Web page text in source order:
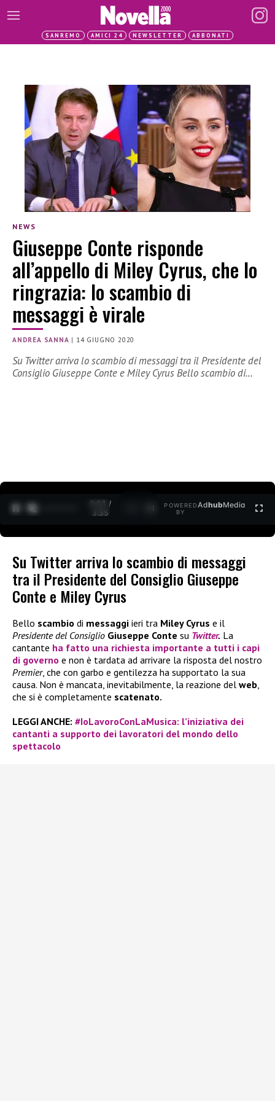
SANREMO AMICI 24 NEWSLETTER ABBONATI
NEWS
Giuseppe Conte risponde
all’appello di Miley Cyrus, che lo
ringrazia: lo scambio di
messaggi è virale
ANDREA SANNA | 14 GIUGNO 2020
Su Twitter arriva lo scambio di messaggi tra il Presidente del
Consiglio Giuseppe Conte e Miley Cyrus Bello scambio di…
0:04 /
3:35
POWERED
BY
AdhubMedia
Su Twitter arriva lo scambio di messaggi
tra il Presidente del Consiglio Giuseppe
Conte e Miley Cyrus
Bello scambio di messaggi ieri tra Miley Cyrus e il
Presidente del Consiglio Giuseppe Conte su Twitter. La
cantante ha fatto una richiesta importante a tutti i capi
di governo e non è tardata ad arrivare la risposta del nostro
Premier, che con garbo e gentilezza ha supportato la sua
causa. Non è mancata, inevitabilmente, la reazione del web,
che si è completamente scatenato.
LEGGI ANCHE: #IoLavoroConLaMusica: l’iniziativa dei
cantanti a supporto dei lavoratori del mondo dello
spettacolo